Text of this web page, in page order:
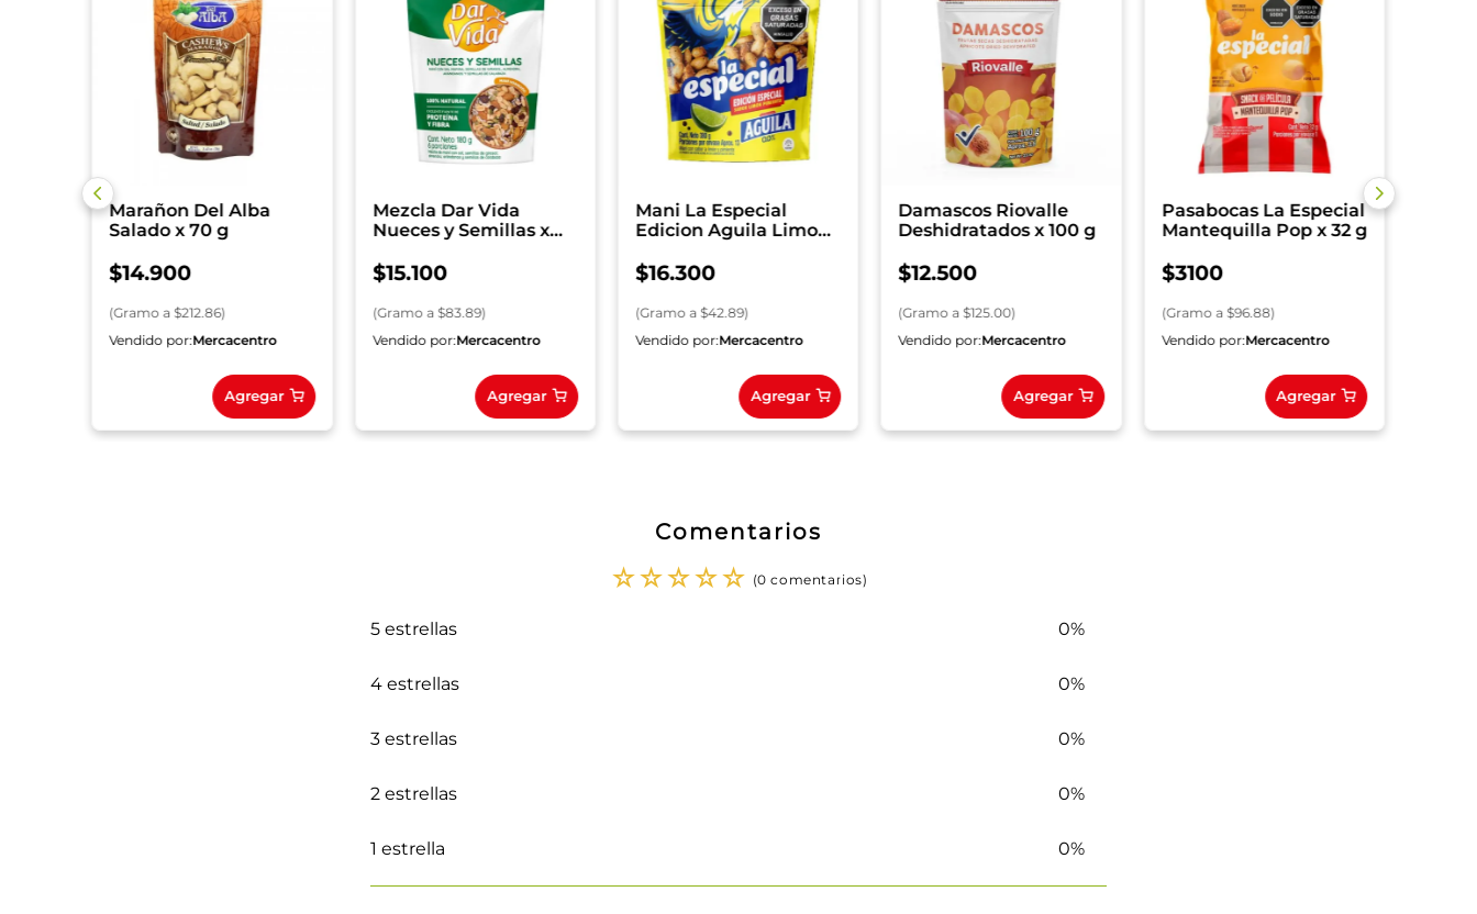
Marañon Del Alba
Salado x 70 g
$14.900
(Gramo a $212.86)
Vendido por:Mercacentro
Agregar
Mezcla Dar Vida
Nueces y Semillas x
$15.100
(Gramoa $83.89)
Vendido por:Mercacentro
Agregar
Mani La Especial
Edicion Aguila Limon
$16.300
(Gramo a $42.89)
Vendido por:Mercacentro
Agregar
Damascos Riovalle
Deshidratados x 100 g
$12.500
(Gramo a $125.00)
Vendido por:Mercacentro
Agregar
Pasabocas La Especial
Mantequilla Pop x 32 g
$3100
(Gramo a $96.88)
Vendido por:Mercacentro
Agregar
Comentarios
☆☆☆☆☆ (0 comentarios)
5 estrellas 0%
4 estrellas 0%
3 estrellas 0%
2 estrellas 0%
1 estrella 0%